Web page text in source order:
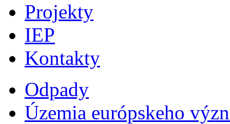
Projekty
IEP
Kontakty
Odpady
Územia európskeho